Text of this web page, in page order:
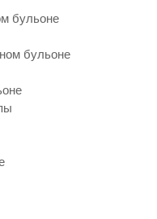
бульоне
бульоне